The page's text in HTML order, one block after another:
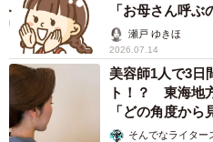
「お母さん呼ぶ
瀬戸 ゆきほ
2026.07.14
美容師1人で3
ト！？ 東海地
「どの角度か
そう」そんでなライター